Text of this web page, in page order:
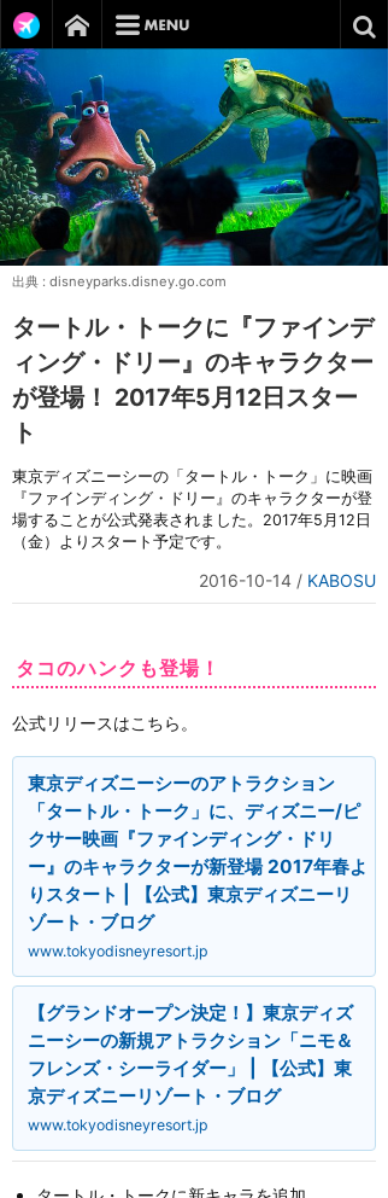
出典 : disneyparks.disney.go.com
タートル・トークに『ファインデ
ィング・ドリー』のキャラクター
が登場！ 2017年5月12日スター
ト
東京ディズニーシーの「タートル・トーク」に映画
『ファインディング・ドリー』のキャラクターが登
場することが公式発表されました。2017年5月12日
（金）よりスタート予定です。
2016-10-14 / KABOSU
タコのハンクも登場！
公式リリースはこちら。
東京ディズニーシーのアトラクション
「タートル・トーク」に、ディズニー/ピ
クサー映画『ファインディング・ドリ
ー』のキャラクターが新登場 2017年春よ
りスタート | 【公式】東京ディズニーリ
ゾート・ブログ
www.tokyodisneyresort.jp
【グランドオープン決定！】東京ディズ
ニーシーの新規アトラクション「ニモ＆
フレンズ・シーライダー」 | 【公式】東
京ディズニーリゾート・ブログ
www.tokyodisneyresort.jp